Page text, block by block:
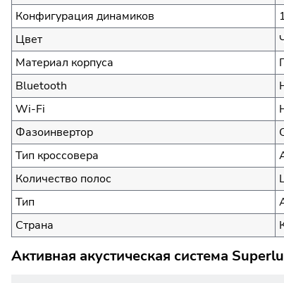
Конфигурация динамиков
Цвет
Материал корпуса
Bluetooth
Wi-Fi
Фазоинвертор
Тип кроссовера
Количество полос
Тип
Страна
Активная акустическая система